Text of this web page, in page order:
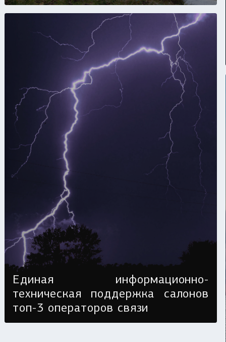
Единая информационно-
техническая поддержка салонов
топ-3 операторов связи